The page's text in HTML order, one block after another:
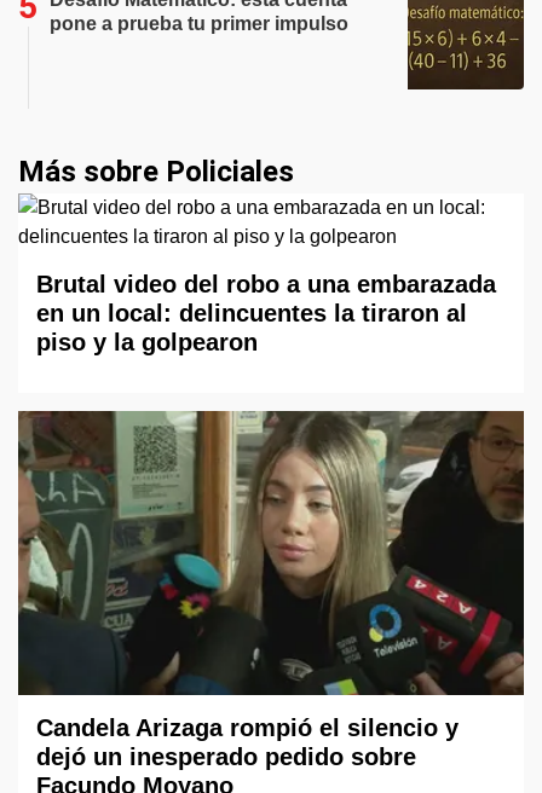
pone a prueba tu primer impulso
Más sobre Policiales
Brutal video del robo a una embarazada
en un local: delincuentes la tiraron al
piso y la golpearon
Candela Arizaga rompió el silencio y
dejó un inesperado pedido sobre
Facundo Moyano